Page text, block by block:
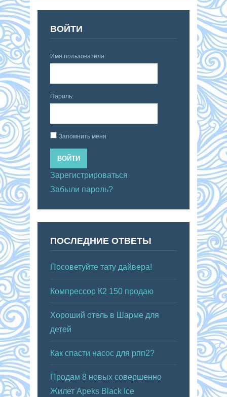
ВОЙТИ
Имя пользователя:
Пароль:
Запомнить меня
ВОЙТИ
Зарегистрироваться
Забыли пароль?
ПОСЛЕДНИЕ ОТВЕТЫ
Посоветуйте тату дайвера!
Компрессор К2 150 продаю
Хороший отель в Шарме для
детей
Как спасти насос для рпп2?
Продам 8 новых совершенно
Жилет Apeks Black Ice